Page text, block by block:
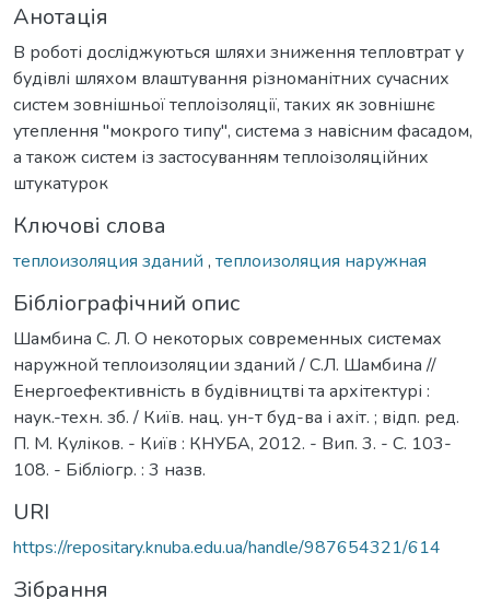
Анотація
В роботі досліджуються шляхи зниження тепловтрат у
будівлі шляхом влаштування різноманітних сучасних
систем зовнішньої теплоізоляції, таких як зовнішнє
утеплення "мокрого типу", система з навісним фасадом,
а також систем із застосуванням теплоізоляційних
штукатурок
Ключові слова
теплоизоляция зданий , теплоизоляция наружная
Бібліографічний опис
Шамбина С. Л. О некоторых современных системах
наружной теплоизоляции зданий / С.Л. Шамбина //
Енергоефективність в будівництві та архітектурі :
наук.-техн. зб. / Київ. нац. ун-т буд-ва і ахіт. ; відп. ред.
П. М. Куліков. - Київ : КНУБА, 2012. - Вип. 3. - С. 103-
108. - Бібліогр. : 3 назв.
URI
https://repositary.knuba.edu.ua/handle/987654321/614
Зібрання